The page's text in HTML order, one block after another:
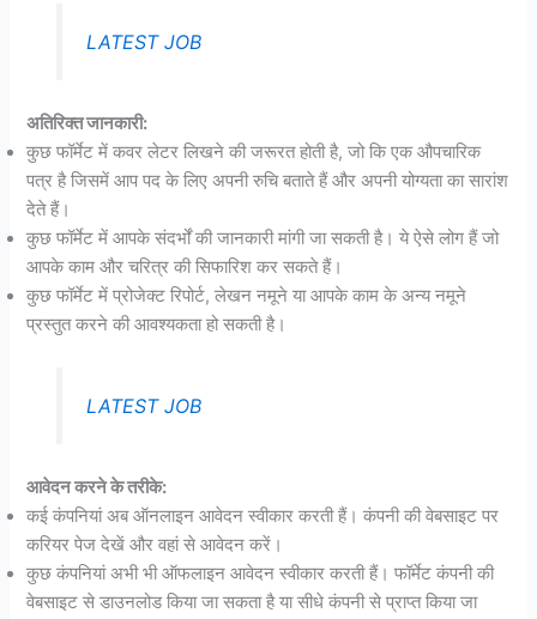
LATEST JOB
अतिरिक्त जानकारी:
कुछ फॉर्मेट में कवर लेटर लिखने की जरूरत होती है, जो कि एक औपचारिक
पत्र है जिसमें आप पद के लिए अपनी रुचि बताते हैं और अपनी योग्यता का सारांश
देते हैं।
कुछ फॉर्मेट में आपके संदर्भों की जानकारी मांगी जा सकती है। ये ऐसे लोग हैं जो
आपके काम और चरित्र की सिफारिश कर सकते हैं।
कुछ फॉर्मेट में प्रोजेक्ट रिपोर्ट, लेखन नमूने या आपके काम के अन्य नमूने
प्रस्तुत करने की आवश्यकता हो सकती है।
LATEST JOB
आवेदन करने के तरीके:
कई कंपनियां अब ऑनलाइन आवेदन स्वीकार करती हैं। कंपनी की वेबसाइट पर
करियर पेज देखें और वहां से आवेदन करें।
कुछ कंपनियां अभी भी ऑफलाइन आवेदन स्वीकार करती हैं। फॉर्मेट कंपनी की
वेबसाइट से डाउनलोड किया जा सकता है या सीधे कंपनी से प्राप्त किया जा